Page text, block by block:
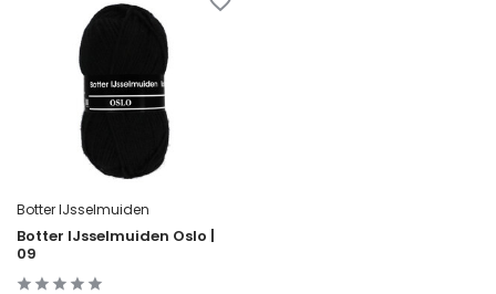
Botter IJsselmuiden
Botter IJsselmuiden Oslo |
09